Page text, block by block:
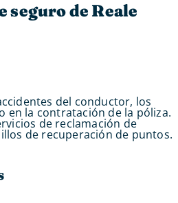
seguro de Reale
del conductor, los
en la contratación de la póliza.
de reclamación de
de recuperación de puntos.